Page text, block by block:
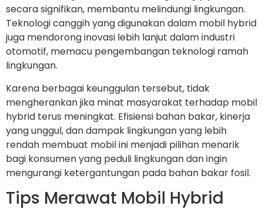
secara signifikan, membantu melindungi lingkungan.
Teknologi canggih yang digunakan dalam mobil hybrid
juga mendorong inovasi lebih lanjut dalam industri
otomotif, memacu pengembangan teknologi ramah
lingkungan.
Karena berbagai keunggulan tersebut, tidak
mengherankan jika minat masyarakat terhadap mobil
hybrid terus meningkat. Efisiensi bahan bakar, kinerja
yang unggul, dan dampak lingkungan yang lebih
rendah membuat mobil ini menjadi pilihan menarik
bagi konsumen yang peduli lingkungan dan ingin
mengurangi ketergantungan pada bahan bakar fosil.
Tips Merawat Mobil Hybrid